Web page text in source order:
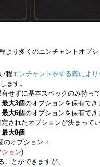
より多くのエンチャントオプ
程エンチャントをする際により
ます。
せずに基本スペックのみ持って
最大3個のオプションを保有でき
最大6個のオプションを保有でき
されたオプションが決まってい
最大8個
のオプション +
ション)
ことができますが、